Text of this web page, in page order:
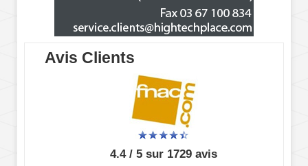
Avis Clients
4.4 / 5 sur 1729 avis